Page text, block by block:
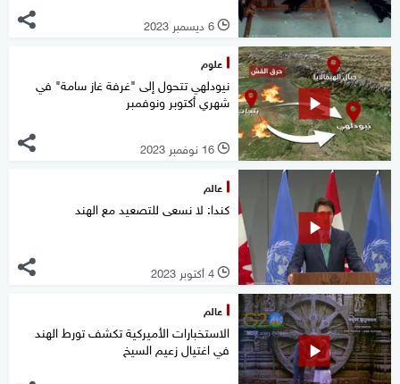
l 6 ديسمبر 2023
علوم
نيودلهي تتحول إلى "غرفة غاز سامة" في
شهري أكتوبر ونوفمبر
l 16 نوفمبر 2023
عالم
كندا: لا نسعى للتصعيد مع الهند
l 4 أكتوبر 2023
عالم
الاستخبارات الأميركية تكشف تورط الهند
في اغتيال زعيم السيخ